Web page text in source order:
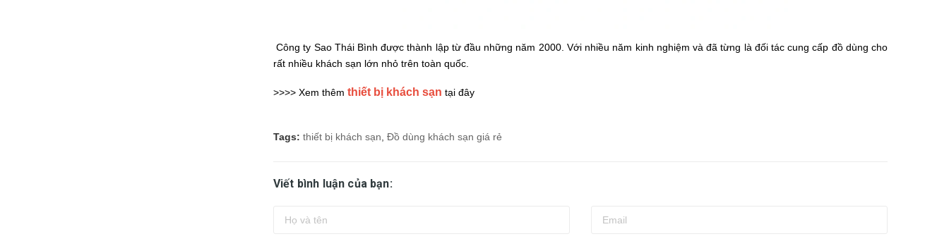
Công ty Sao Thái Bình được thành lập từ đầu những năm 2000. Với nhiều năm kinh nghiệm và đã từng là đối tác cung cấp đồ dùng cho
rất nhiều khách sạn lớn nhỏ trên toàn quốc.
>>>> Xem thêm thiết bị khách sạn tại đây
Tags: thiết bị khách sạn Đồ dùng khách sạn giá rẻ
Viết bình luận của bạn: